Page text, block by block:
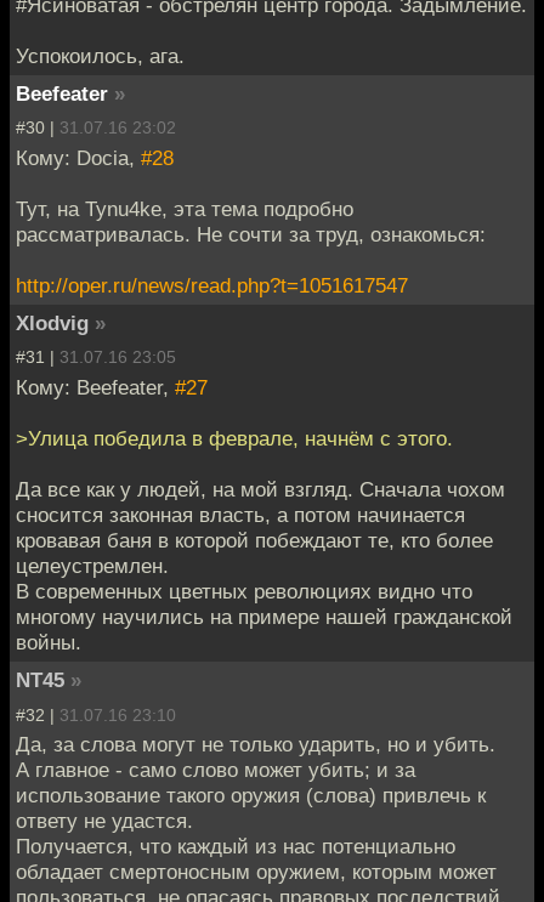
#Ясиноватая - обстрелян центр города. Задымление.
Успокоилось, ага.
Beefeater »
#30 | 31.07.16 23:02
Кому: Docia, #28
Тут, на Tynu4ke, эта тема подробно
рассматривалась. Не сочти за труд, ознакомься:
http://oper.ru/news/read.php?t=1051617547
Xlodvig »
#31 | 31.07.16 23:05
Кому: Beefeater, #27
>Улица победила в феврале, начнём с этого.
Да все как у людей, на мой взгляд. Сначала чохом
сносится законная власть, а потом начинается
кровавая баня в которой побеждают те, кто более
целеустремлен.
В современных цветных революциях видно что
многому научились на примере нашей гражданской
войны.
NT45 »
#32 | 31.07.16 23:10
Да, за слова могут не только ударить, но и убить.
А главное - само слово может убить; и за
использование такого оружия (слова) привлечь к
ответу не удастся.
Получается, что каждый из нас потенциально
обладает смертоносным оружием, которым может